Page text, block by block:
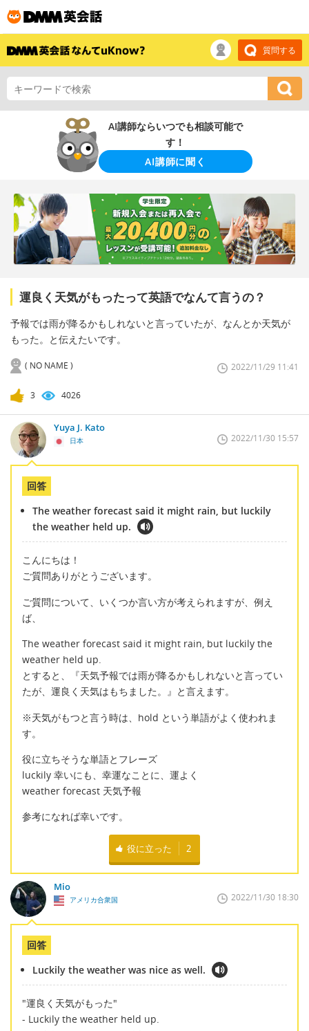
質問する
AI講師ならいつでも相談可能で
す！
AI講師に聞く
運良く天気がもったって英語でなんて言うの？
予報では雨が降るかもしれないと言っていたが、なんとか天気が
もった。と伝えたいです。
( NO NAME ) 2022/11/29 11:41
3 4026
Yuya J. Kato
日本 2022/11/30 15:57
回答
The weather forecast said it might rain, but luckily
the weather held up.
こんにちは！
ご質問ありがとうございます。
ご質問について、いくつか言い方が考えられますが、例え
ば、
The weather forecast said it might rain, but luckily the
weather held up.
とすると、『天気予報では雨が降るかもしれないと言ってい
たが、運良く天気はもちました。』と言えます。
※天気がもつと言う時は、hold という単語がよく使われま
す。
役に立ちそうな単語とフレーズ
luckily 幸いにも、幸運なことに、運よく
weather forecast 天気予報
参考になれば幸いです。
役に立った 2
Mio
アメリカ合衆国 2022/11/30 18:30
回答
Luckily the weather was nice as well.
"運良く天気がもった"
- Luckily the weather held up.